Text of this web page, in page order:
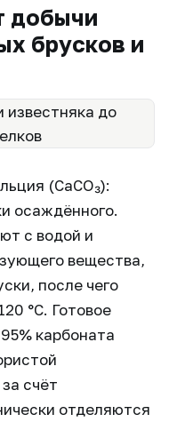
добычи
брусков и
(CaCO₃):
осаждённого.
с водой и
вещества,
после чего
°C. Готовое
карбоната
счёт
отделяются